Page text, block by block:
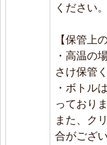
塗り直しても重くな
クリームの概念変わ
2024/04/14 投稿
★★★★★
どちらかというと
が、デカCを使っ
い感じのテクスチ
感。ベタベタしな
ください。
【保管上
・高温の
さけ保管
・ボトル
っており
また、ク
合がござ